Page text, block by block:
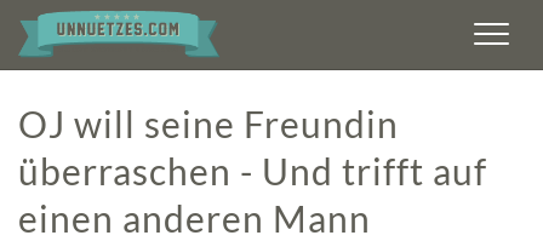
OJ will seine Freundin
überraschen - Und trifft auf
einen anderen Mann